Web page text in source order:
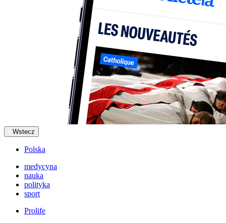
Wstecz
Polska
medycyna
nauka
polityka
sport
Prolife